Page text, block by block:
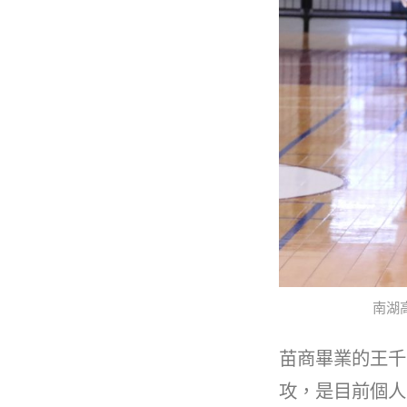
南湖
苗商畢業的王
攻，是目前個